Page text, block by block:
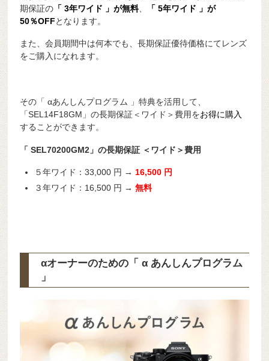
期保証の 「 3年ワイド 」が無料、
「 5年ワイド 」が
50％OFFとなります。
また、会員期間中は何本でも、長期保証優待価格にてレンズ
をご購入になれます。
その「 αあんしんプログラム 」特典を活用して、
「SEL14F18GM」の長期保証＜ワイド＞費用をお得に購入
することができます。
「 SEL70200GM2」の長期保証 ＜ワイド＞費用
５年ワイド：33,000 円 → 16,500 円
３年ワイド：16,500 円 →無料
αオーナーのための「 α あんしんプログラム
」